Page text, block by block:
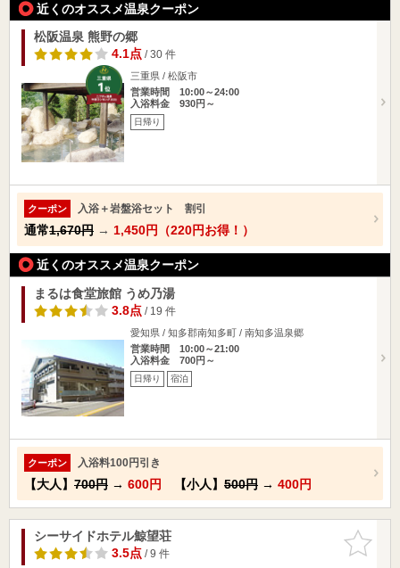
近くのオススメ温泉クーポン
松阪温泉 熊野の郷
4.1点/ 30 件
三重県 / 松阪市
営業時間 10:00～24:00
入浴料金 930円～
日帰り
クーポン 入浴＋岩盤浴セット 割引
通常1,670円 → 1,450円（220円お得！）
近くのオススメ温泉クーポン
まるは食堂旅館 うめ乃湯
3.8点/ 19 件
愛知県 / 知多郡南知多町 / 南知多温泉郷
営業時間 10:00～21:00
入浴料金 700円～
日帰り 宿泊
クーポン 入浴料100円引き
【大人】 700円 → 600円 【小人】 500円 → 400円
お気に入
りに追加
シーサイドホテル鯨望荘
3.5点/ 9 件